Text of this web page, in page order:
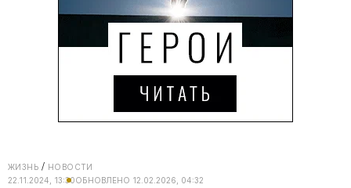
ЖИЗНЬ
НОВОСТИ
22.11.2024, 13:30ОБНОВЛЕНО 12.02.2026, 04:32